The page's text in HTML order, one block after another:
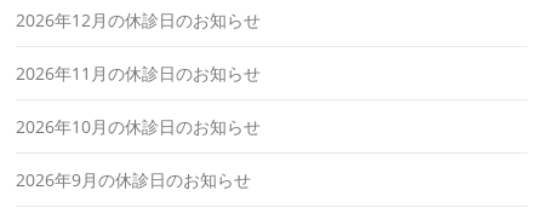
2026年12月の休診日のお知らせ
2026年11月の休診日のお知らせ
2026年10月の休診日のお知らせ
2026年9月の休診日のお知らせ